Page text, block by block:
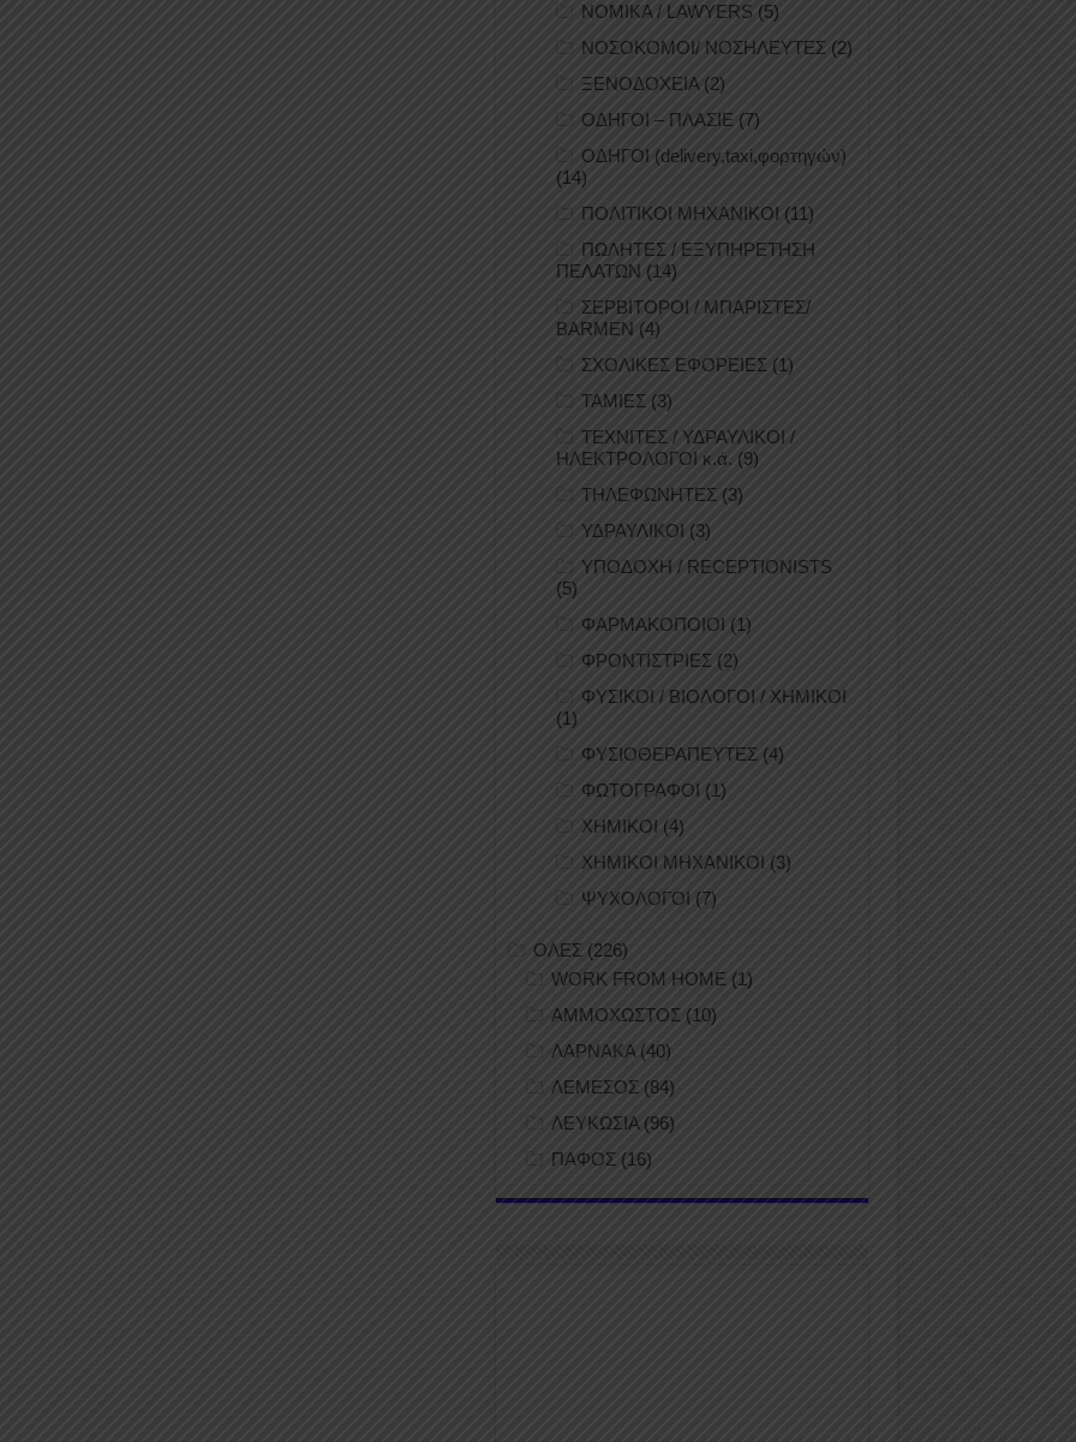
ΝΟΜΙΚΑ / LAWYERS (5)
ΝΟΣΟΚΟΜΟΙ/ ΝΟΣΗΛΕΥΤΕΣ (2)
ΞΕΝΟΔΟΧΕΙΑ(2)
ΟΔΗΓΟΙ – ΠΛΑΣΙΕ (7)
ΟΔΗΓΟΙ (delivery,taxi,φορτηγών)
(14)
ΠΟΛΙΤΙΚΟΙ ΜΗΧΑΝΙΚΟΙ (11)
ΠΩΛΗΤΕΣ / ΕΞΥΠΗΡΕΤΗΣΗ
ΠΕΛΑΤΩΝ (14)
ΣΕΡΒΙΤΟΡΟΙ / ΜΠΑΡΙΣΤΕΣ/
BARMEN (4)
ΣΧΟΛΙΚΕΣ ΕΦΟΡΕΙΕΣ (1)
ΤΑΜΙΕΣ (3)
ΤΕΧΝΙΤΕΣ / ΥΔΡΑΥΛΙΚΟΙ /
ΗΛΕΚΤΡΟΛΟΓΟΙ κ.ά. (9)
ΤΗΛΕΦΩΝΗΤΕΣ (3)
ΥΔΡΑΥΛΙΚΟΙ (3)
ΥΠΟΔΟΧΗ / RECEPTIONISTS
(5)
ΦΑΡΜΑΚΟΠΟΙΟΙ (1)
ΦΡΟΝΤΙΣΤΡΙΕΣ (2)
ΦΥΣΙΚΟΙ / ΒΙΟΛΟΓΟΙ / ΧΗΜΙΚΟΙ
(1)
ΦΥΣΙΟΘΕΡΑΠΕΥΤΕΣ (4)
ΦΩΤΟΓΡΑΦΟΙ (1)
ΧΗΜΙΚΟΙ (4)
ΧΗΜΙΚΟΙ ΜΗΧΑΝΙΚΟΙ (3)
ΨΥΧΟΛΟΓΟΙ (7)
ΟΛΕΣ (226)
WORK FROM HOME (1)
ΑΜΜΟΧΩΣΤΟΣ (10)
ΛΑΡΝΑΚΑ (40)
ΛΕΜΕΣΟΣ (84)
ΛΕΥΚΩΣΙΑ(96)
ΠΑΦΟΣ (16)